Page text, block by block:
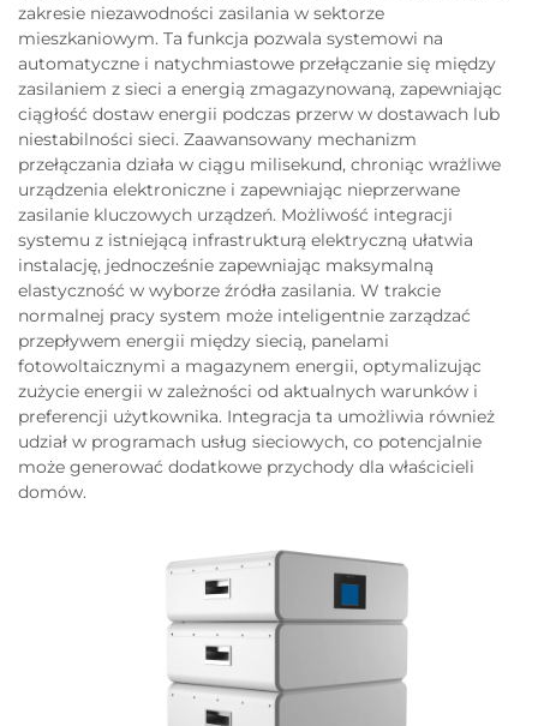
zakresie niezawodności zasilania w sektorze
mieszkaniowym. Ta funkcja pozwala systemowi na
automatyczne i natychmiastowe przełączanie się między
zasilaniem z sieci a energią zmagazynowaną, zapewniając
ciągłość dostaw energii podczas przerw w dostawach lub
niestabilności sieci. Zaawansowany mechanizm
przełączania działa w ciągu milisekund, chroniąc wrażliwe
urządzenia elektroniczne i zapewniając nieprzerwane
zasilanie kluczowych urządzeń. Możliwość integracji
systemu z istniejącą infrastrukturą elektryczną ułatwia
instalację, jednocześnie zapewniając maksymalną
elastyczność w wyborze źródła zasilania. W trakcie
normalnej pracy system może inteligentnie zarządzać
przepływem energii między siecią, panelami
fotowoltaicznymi a magazynem energii, optymalizując
zużycie energii w zależności od aktualnych warunków i
preferencji użytkownika. Integracja ta umożliwia również
udział w programach usług sieciowych, co potencjalnie
może generować dodatkowe przychody dla właścicieli
domów.